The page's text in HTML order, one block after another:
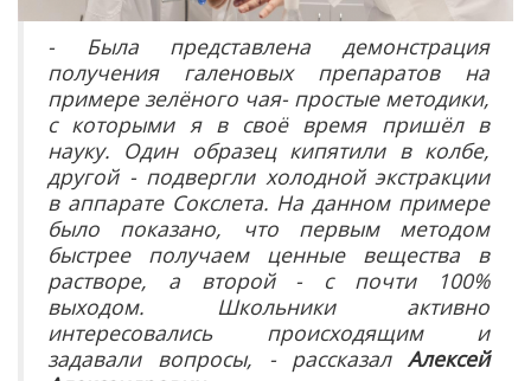
- Была представлена демонстрация
получения галеновых препаратов на
примере зелёного чая- простые методики,
с которыми я в своё время пришёл в
науку. Один образец кипятили в колбе,
другой - подвергли холодной экстракции
в аппарате Сокслета. На данном примере
было показано, что первым методом
быстрее получаем ценные вещества в
растворе, а второй - с почти 100%
выходом. Школьники активно
интересовались происходящим и
задавали вопросы, - рассказал Алексей